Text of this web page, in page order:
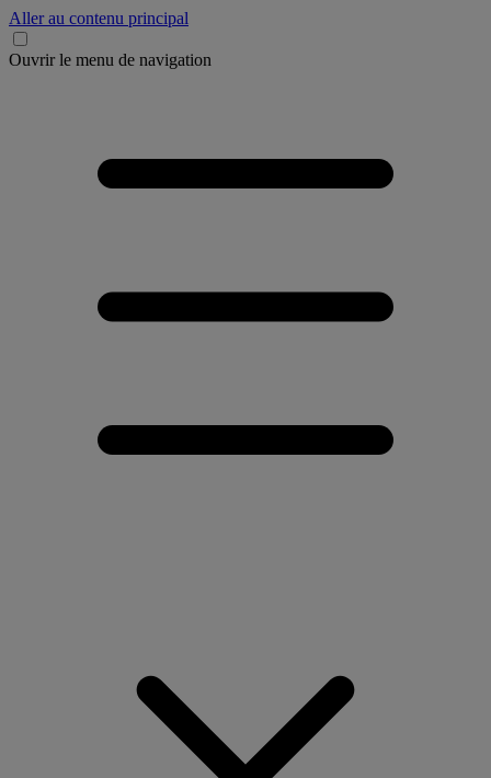
Aller au contenu principal
Ouvrir le menu de navigation